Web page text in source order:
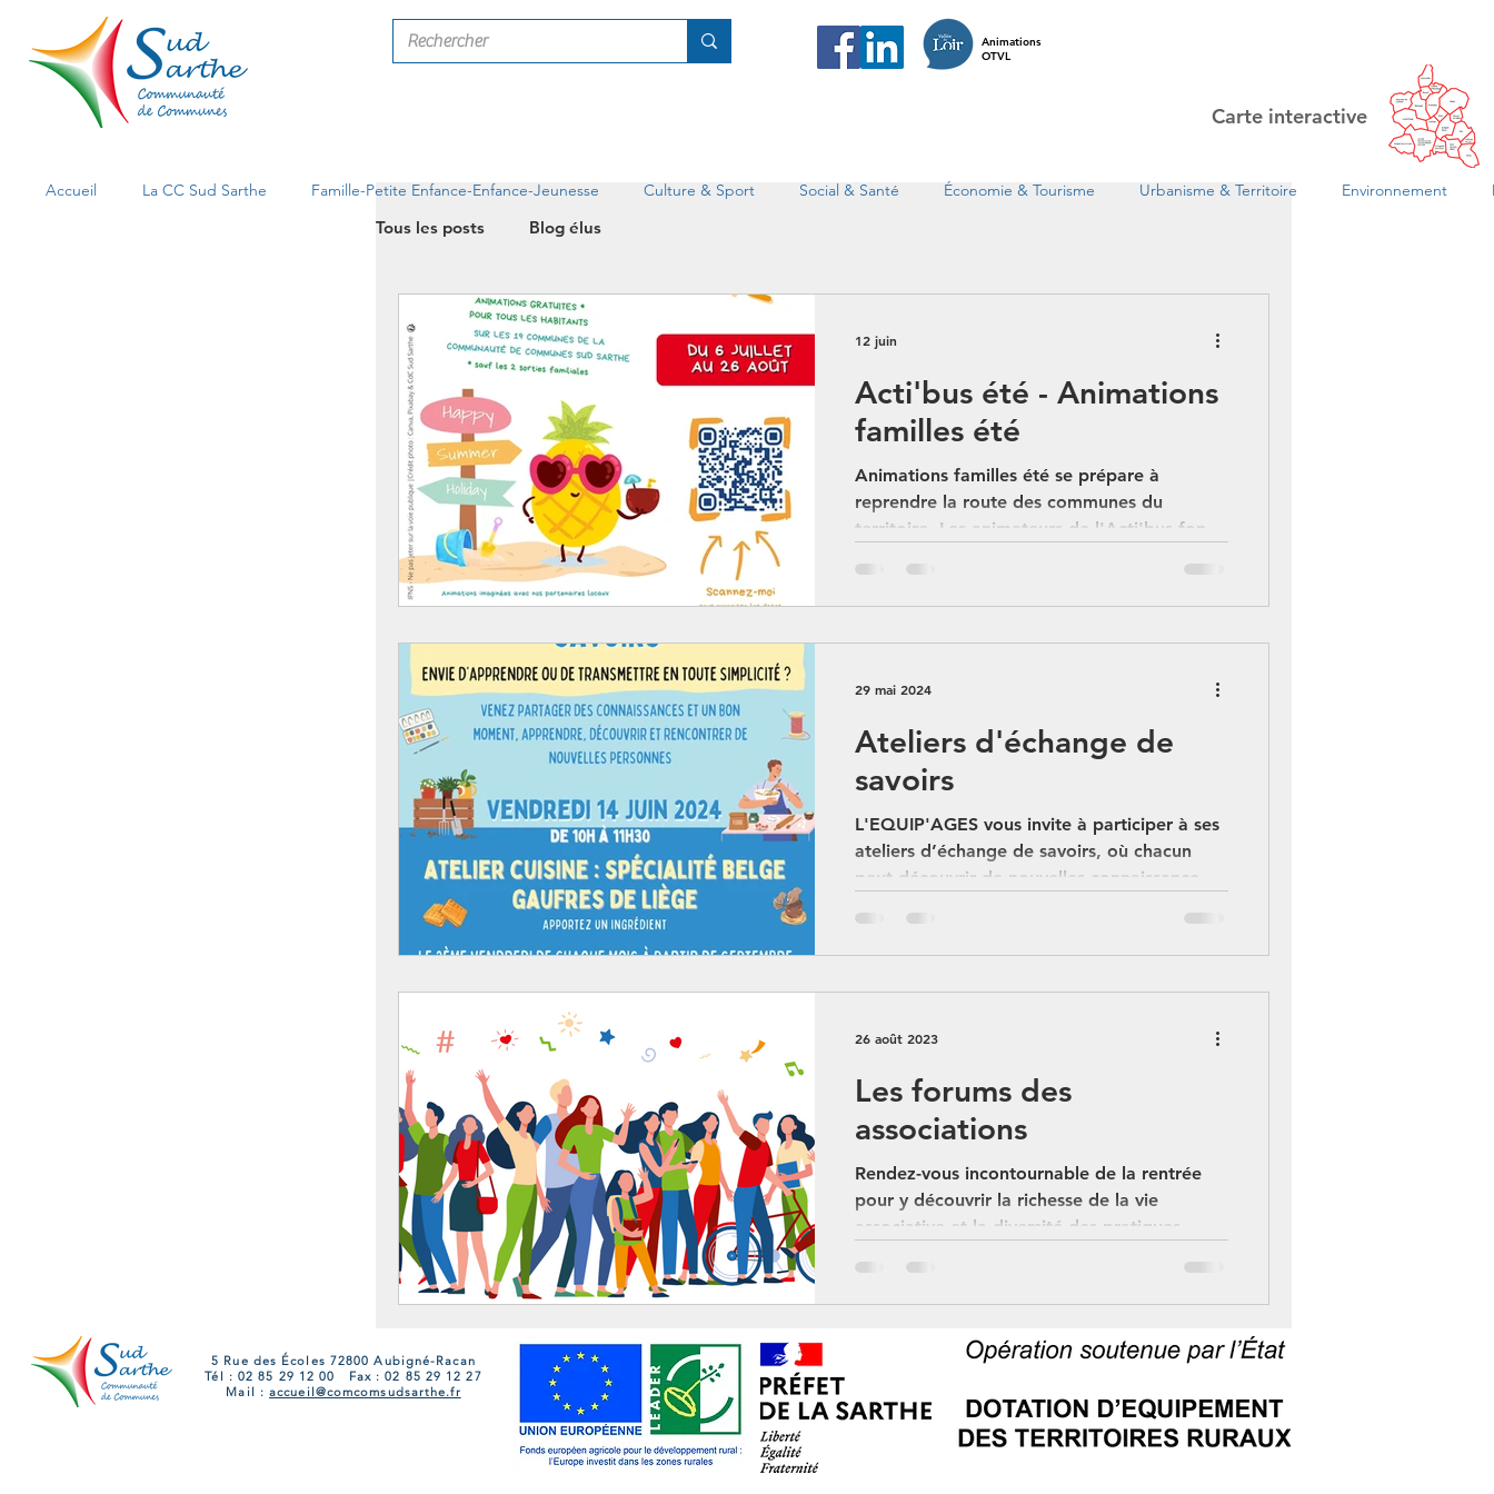
Animations
OTVL
Carte interactive
Tous les posts Blog élus
Acti'bus été - Animations
familles été
Animations familles été se prépare à
reprendre la route des communes du
territoire. Les animateurs de l'Acti'bus font
12 juin
Ateliers d'échange de
savoirs
L'EQUIP'AGES vous invite à participer à ses
ateliers d’échange de savoirs, où chacun
peut découvrir de nouvelles connaissance.
29 mai 2024
Les forums des
associations
Rendez-vous incontournable de la rentrée
pour y découvrir la richesse de la vie
associative et la diversité des pratiques.
26 août 2023
Accueil La CC Sud Sarthe Famille-Petite Enfance-Enfance-Jeunesse Culture & Sport Social & Santé Économie & Tourisme Urbanisme & Territoire Environnement
5 Rue des Écoles 72800 Aubigné-Racan
Tél : 02 85 29 12 00 Fax : 02 85 29 12 27
Mail :accueil@comcomsudsarthe.fr